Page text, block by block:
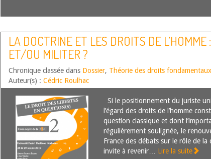
LA DOCTRINE ET LES DROITS DE L’HOMME
ET/OU MILITER ?
Chronique classée dans Dossier, Théorie des droits fondamentaux
Auteur(s) : Cédric Roulhac
Si le positionnement du juriste
l’égard des droits de l’homme
question classique et dont
régulièrement soulignée, le
France des débats sur le rôle de
invite à revenir… Lire la suite